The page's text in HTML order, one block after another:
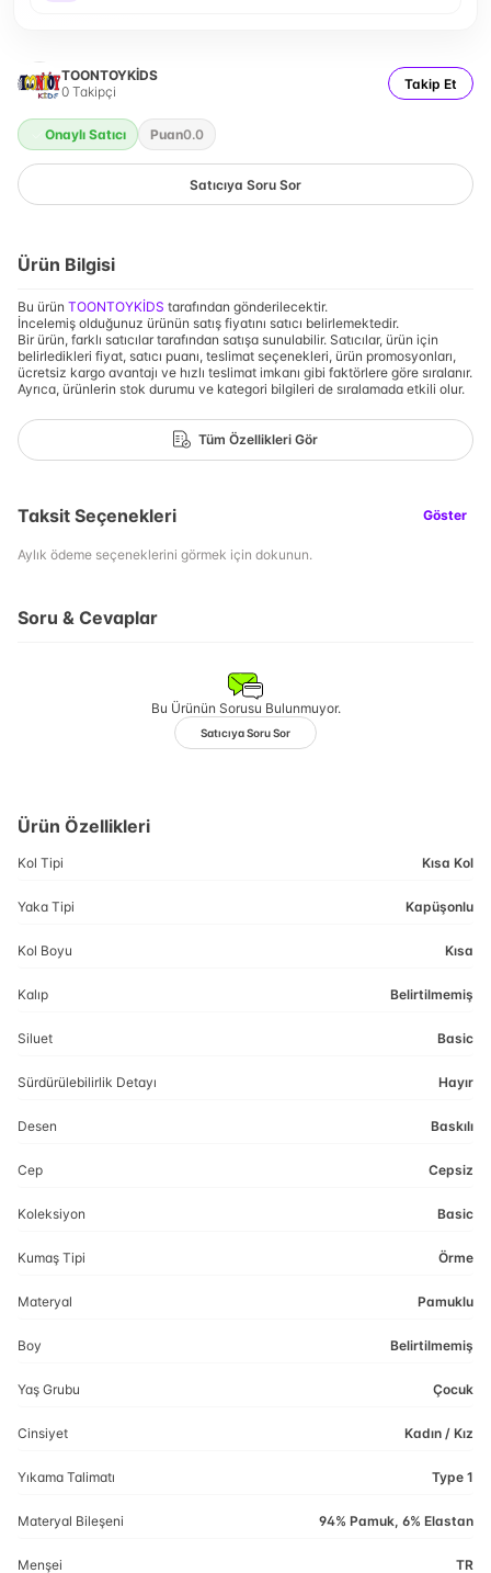
TOONTOYKİDS
0 Takipçi Takip Et
Onaylı Satıcı Puan0.0
Satıcıya Soru Sor
Ürün Bilgisi
Bu ürün TOONTOYKİDS tarafından gönderilecektir.
İncelemiş olduğunuz ürünün satış fiyatını satıcı belirlemektedir.
Bir ürün, farklı satıcılar tarafından satışa sunulabilir. Satıcılar, ürün için
belirledikleri fiyat, satıcı puanı, teslimat seçenekleri, ürün promosyonları,
ücretsiz kargo avantajı ve hızlı teslimat imkanı gibi faktörlere göre sıralanır.
Ayrıca, ürünlerin stok durumu ve kategori bilgileri de sıralamada etkili olur.
Tüm Özellikleri Gör
Taksit Seçenekleri Göster
Aylık ödeme seçeneklerini görmek için dokunun.
Soru & Cevaplar
Bu Ürünün Sorusu Bulunmuyor.
Satıcıya Soru Sor
Ürün Özellikleri
Kol Tipi Kısa Kol
Yaka Tipi Kapüşonlu
Kol Boyu Kısa
Kalıp Belirtilmemiş
Siluet Basic
Sürdürülebilirlik Detayı Hayır
Desen Baskılı
Cep Cepsiz
Koleksiyon Basic
Kumaş Tipi Örme
Materyal Pamuklu
Boy Belirtilmemiş
Yaş Grubu Çocuk
Cinsiyet Kadın / Kız
Yıkama Talimatı Type 1
Materyal Bileşeni 94% Pamuk, 6% Elastan
Menşei TR